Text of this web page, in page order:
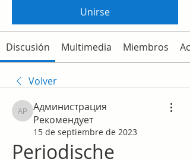
Unirse
Discusión Multimedia Miembros
Volver
Администрация Рекомендует
Администрация
Рекомендует
15 de septiembre de 2023
Periodische